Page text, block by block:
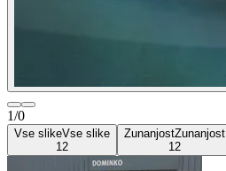
1/0
Vse slikeVse slike
12
ZunanjostZunanjost
12